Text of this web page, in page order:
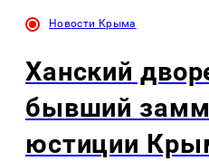
Новости Крыма
Ханский
бывший
юстиции